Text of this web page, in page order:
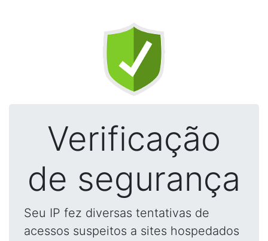
Verificação
de segurança
Seu IP fez diversas tentativas de
acessos suspeitos a sites hospedados